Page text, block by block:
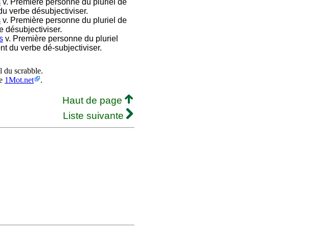
v. Première personne du pluriel de
verbe désubjectiviser.
v. Première personne du pluriel de
désubjectiviser.
v. Première personne du pluriel
du verbe dé-subjectiviser.
du scrabble.
1Mot.net .
Haut de page
Liste suivante